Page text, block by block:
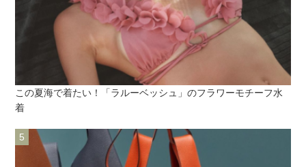
この夏海で着たい！「ラルーベッシュ」のフラワーモチーフ水
着